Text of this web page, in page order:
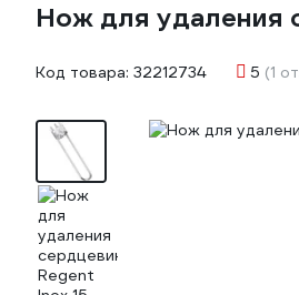
Нож для удаления
Код товара: 32212734 5 (1